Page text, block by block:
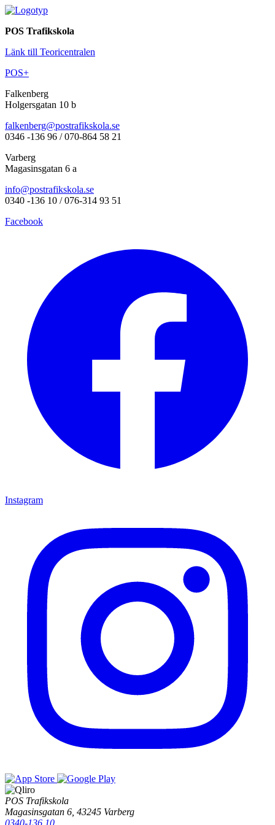
POS Trafikskola
Länk till Teoricentralen
POS+
Falkenberg
Holgersgatan 10 b
falkenberg@postrafikskola.se
0346 -136 96 / 070-864 58 21
Varberg
Magasinsgatan 6 a
info@postrafikskola.se
0340 -136 10 / 076-314 93 51
Facebook
Instagram
POS Trafikskola
Magasinsgatan 6, 43245 Varberg
0340-136 10